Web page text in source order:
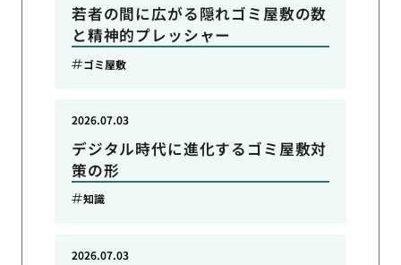
若者の間に広がる隠れゴミ屋敷の数
と精神的プレッシャー
ゴミ屋敷
デジタル時代に進化するゴミ屋敷対
策の形
2026.07.03
知識
2026.07.03